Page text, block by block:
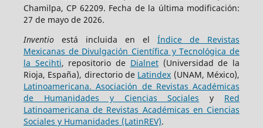
Chamilpa, CP 62209. Fecha de la última modificación:
27 de mayo de 2026.
Inventioestá incluida en elÍndice de Revistas
Mexicanas de Divulgación Científica y Tecnológica de
la Secihti, repositorio de Dialnet(Universidad de la
Rioja, España), directorio de Latindex (UNAM, México),
Latinoamericana. Asociación de Revistas Académicas
de Humanidades y Ciencias Sociales y Red
Latinoamericana de Revistas Académicas en Ciencias
Sociales y Humanidades (LatinREV).